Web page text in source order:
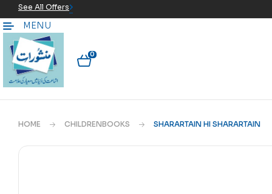
See All Offers
MENU
0
HOME CHILDRENBOOKS SHARARTAIN HI SHARARTAIN